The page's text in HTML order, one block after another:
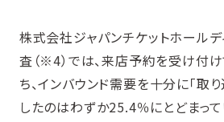
株式会社ジャパンチケットホール
査（※4）では、来店予約を受け付
ち、インバウンド需要を十分に「取
したのはわずか25.4％にとどまっ